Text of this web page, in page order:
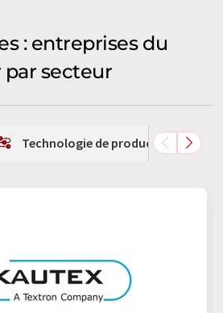
: entreprises du
secteur
Technologie de production